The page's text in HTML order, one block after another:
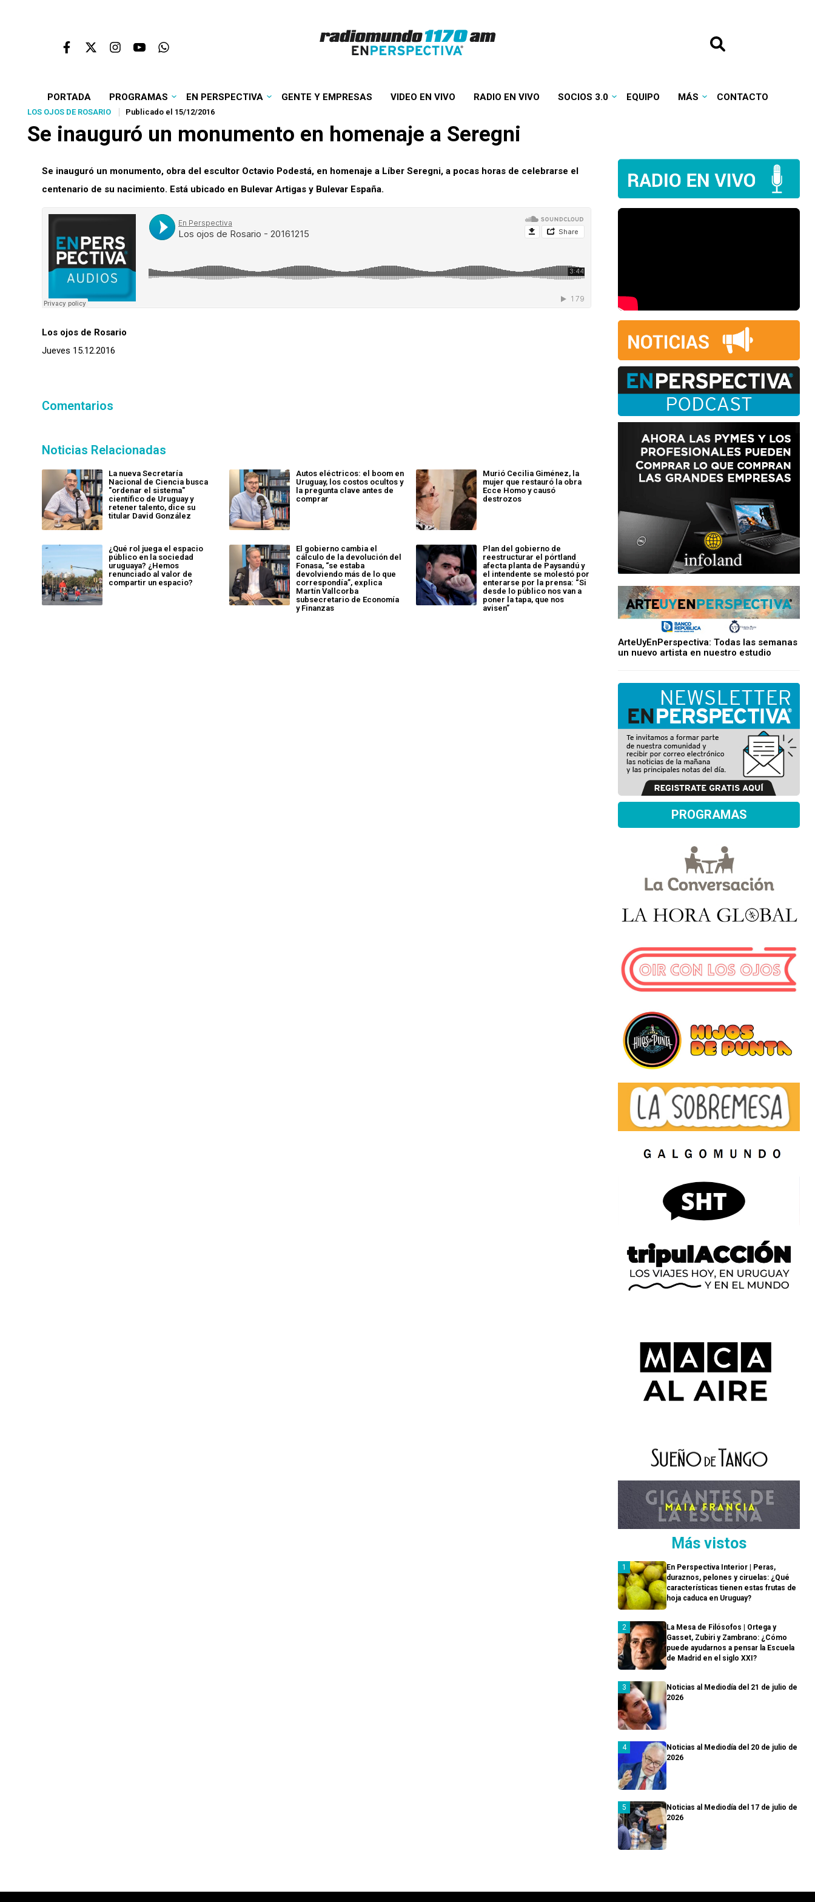
PORTADA PROGRAMAS EN PERSPECTIVA GENTE Y EMPRESAS VIDEO EN VIVO RADIO EN VIVO SOCIOS 3.0 EQUIPO MÁS CONTACTO
LOS OJOS DE ROSARIO Publicado el 15/12/2016
Se inauguró un monumento en homenaje a Seregni
Se inauguró un monumento, obra del escultor Octavio Podestá, en homenaje a Líber Seregni, a pocas horas de celebrarse el
centenario de su nacimiento. Está ubicado en Bulevar Artigas y Bulevar España.
Los ojos de Rosario
Jueves 15.12.2016
Comentarios
Noticias Relacionadas
La nueva Secretaría
Nacional de Ciencia busca
"ordenar el sistema"
científico de Uruguay y
retener talento, dice su
titular David González
Autos eléctricos: el boom en
Uruguay, los costos ocultos y
la pregunta clave antes de
comprar
Murió Cecilia Giménez, la
mujer que restauró la obra
Ecce Homo y causó
destrozos
¿Qué rol juega el espacio
público en la sociedad
uruguaya? ¿Hemos
renunciado al valor de
compartir un espacio?
El gobierno cambia el
cálculo de la devolución del
Fonasa, “se estaba
devolviendo más de lo que
correspondía”, explica
Martín Vallcorba
subsecretario de Economía
y Finanzas
Plan del gobierno de
reestructurar el pórtland
afecta planta de Paysandú y
el intendente se molestó por
enterarse por la prensa: “Si
desde lo público nos van a
poner la tapa, que nos
avisen”
ArteUyEnPerspectiva: Todas las semanas
un nuevo artista en nuestro estudio
PROGRAMAS
Más vistos
En Perspectiva Interior | Peras,
duraznos, pelones y ciruelas: ¿Qué
características tienen estas frutas de
hoja caduca en Uruguay?
La Mesa de Filósofos | Ortega y
Gasset, Zubiri y Zambrano: ¿Cómo
puede ayudarnos a pensar la Escuela
de Madrid en el siglo XXI?
Noticias al Mediodía del 21 de julio de
2026
Noticias al Mediodía del 20 de julio de
2026
Noticias al Mediodía del 17 de julio de
2026